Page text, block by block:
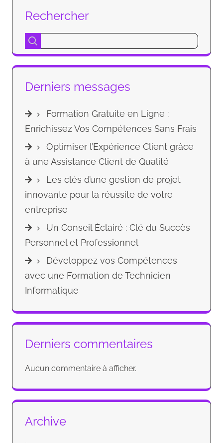
Rechercher
Derniers messages
Formation Gratuite en Ligne :
Enrichissez Vos Compétences Sans Frais
Optimiser l’Expérience Client grâce
à une Assistance Client de Qualité
Les clés d’une gestion de projet
innovante pour la réussite de votre
entreprise
Un Conseil Éclairé : Clé du Succès
Personnel et Professionnel
Développez vos Compétences
avec une Formation de Technicien
Informatique
Derniers commentaires
Aucun commentaire à afficher.
Archive